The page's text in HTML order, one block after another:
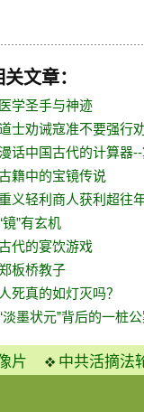
文章：
医学圣手与神迹
士劝诫寇准不要强行
话中国古代的计算器
籍中的宝镜传说
义轻利商人获利超往
镜”有玄机
代的宴饮游戏
板桥教子
人死真的如灯灭吗？
淡墨状元”背后的一桩
片 中共活摘法